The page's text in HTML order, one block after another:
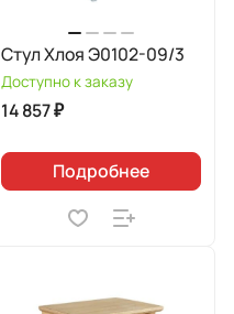
Стул Хлоя Э0102-09/3
Доступно к заказу
14 857 ₽
Подробнее